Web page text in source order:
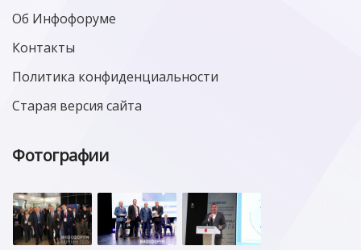
Об Инфофоруме
Контакты
Политика конфиденциальности
Старая версия сайта
Фотографии